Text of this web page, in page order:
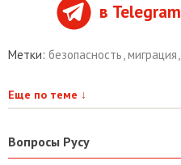
в Telegram
Метки: безопасность миграция
Еще по теме ↓
Вопросы Русу